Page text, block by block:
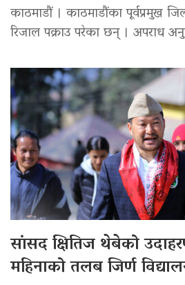
काठमाडौं । काठमाडौंका पूर्वप्रमुख
रिजाल पक्राउ परेका छन् । अपराध
सांसद क्षितिज थेबेको
महिनाको तलब जिर्ण